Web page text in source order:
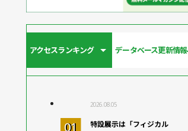
アクセスランキング データベース更新情報
2026.08.05
特設展示は「フィジカル